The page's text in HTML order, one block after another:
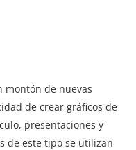
montón de nuevas
de crear gráficos de
presentaciones y
de este tipo se utilizan